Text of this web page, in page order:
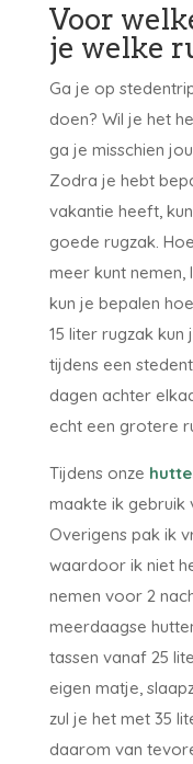
Voor
je welke
Ga je op
doen? Wil je het
ga je misschien
Zodra je hebt
vakantie heeft,
goede rugzak.
meer kunt nemen,
kun je bepalen
15 liter rugzak
tijdens een
dagen achter
echt een grotere
Tijdens onze
maakte ik gebruik
Overigens pak ik
waardoor ik niet
nemen voor 2
meerdaagse
tassen vanaf 25
eigen matje,
zul je het met 35
daarom van